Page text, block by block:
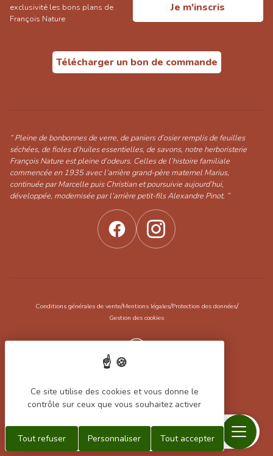
Recherche Contact
Mon
Mon
Menu
exclusivité les bons plans de
François Nature
Je m'inscris
Télécharger un bon de commande
“ Pleine de bonbonnes de verre, de paniers d’osier remplis de feuilles
séchées, de fioles d’huiles essentielles, de savons, notre herboristerie
François Nature est pleine d’odeurs. Celles de l’histoire familiale
commencée en 1935 avec l’arrière grand-père maternel Marius,
continuée par Marcelle puis Christian et poursuivie aujourd’hui,
développée, modernisée par l’arrière petit-fils Alexandre Pinot. ”
Conditions générales de vente/Mentions légales/Protection des données/
Gestion des cookies
Réalisation Koredge
Ce site utilise des cookies et vous donne le
contrôle sur ceux que vous souhaitez activer
Tout accepter
Tout refuser Personnaliser